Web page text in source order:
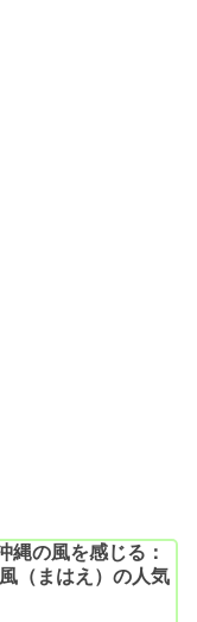
縄の風を感じる：
（まはえ）の人気